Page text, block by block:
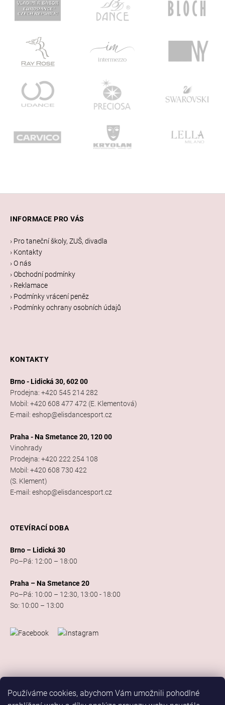
Používáme cookies, abychom Vám umožnili pohodlné
INFORMACE PRO VÁS
› Pro taneční školy, ZUŠ, divadla
› Kontakty
› O nás
› Obchodní podmínky
› Reklamace
› Podmínky vrácení peněz
› Podmínky ochrany osobních údajů
KONTAKTY
Brno - Lidická 30, 602 00
Prodejna: +420 545 214 282
Mobil: +420 608 477 472 (E. Klementová)
E-mail: eshop@elisdancesport.cz
Praha - Na Smetance 20, 120 00
Vinohrady
Prodejna: +420 222 254 108
Mobil: +420 608 730 422
(S. Klement)
E-mail: eshop@elisdancesport.cz
OTEVÍRACÍ DOBA
Brno – Lidická 30
Po–Pá: 12:00 – 18:00
Praha – Na Smetance 20
Po–Pá: 10:00 – 12:30, 13:00 - 18:00
So: 10:00 – 13:00